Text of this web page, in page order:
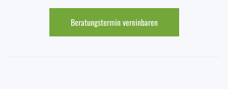
Beratungstermin vereinbaren